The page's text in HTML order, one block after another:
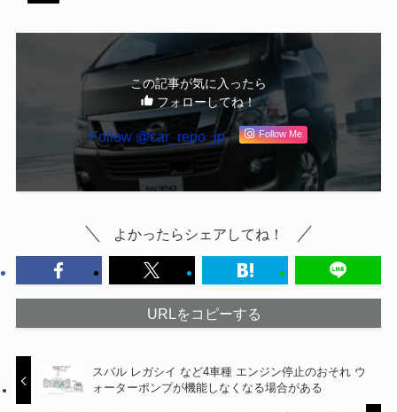
この記事が気に入ったら
フォローしてね！
Follow @car_repo_jp Follow Me
よかったらシェアしてね！
URLをコピーする
スバル レガシイ など4車種 エンジン停止のおそれ ウ
ォーターポンプが機能しなくなる場合がある